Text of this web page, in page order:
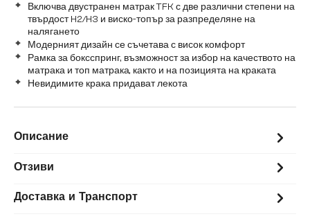
Включва двустранен матрак TFK с две различни степени на
твърдост H2/H3 и виско-топър за разпределяне на
налягането
Модерният дизайн се съчетава с висок комфорт
Рамка за боксспринг, възможност за избор на качеството на
матрака и топ матрака, както и на позицията на краката
Невидимите крака придават лекота
Описание
Отзиви
Доставка и Транспорт